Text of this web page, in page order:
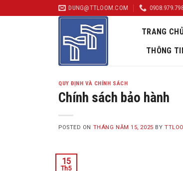
to
DUNG@TTLOOM.COM
TRANG
THÔNG
QUY ĐỊNH VÀ CHÍNH SÁCH
Chính sách bảo hành
POSTED ON THÁNG NĂM 15, 2025 BY
15
Th5